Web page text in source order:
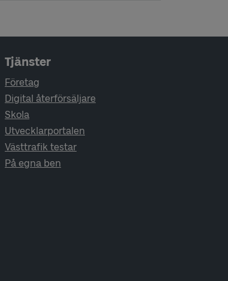
Tjänster
Företag
Digital återförsäljare
Skola
Utvecklarportalen
Västtrafik testar
På egna ben